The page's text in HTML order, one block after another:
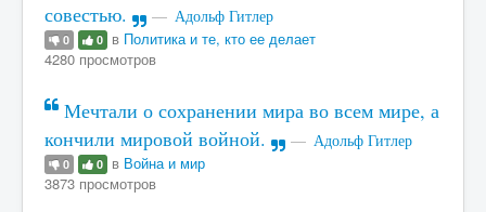
совестью.
Адольф Гитлер
0 0 в Политика и те, кто ее делает
4280 просмотров
Мечтали о сохранении мира во всем мире, а
кончили мировой войной.
Адольф Гитлер
0 0 в Война и мир
3873 просмотров